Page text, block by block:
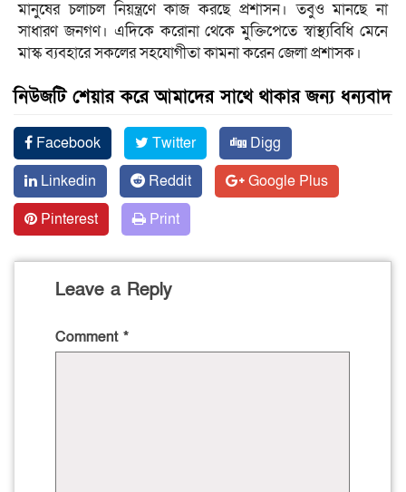
মানুষের চলাচল নিয়ন্ত্রণে কাজ করছে প্রশাসন। তবুও মানছে না
সাধারণ জনগণ। এদিকে করোনা থেকে মুক্তিপেতে স্বাস্থ্যবিধি মেনে
মাস্ক ব্যবহারে সকলের সহযোগীতা কামনা করেন জেলা প্রশাসক।
নিউজটি শেয়ার করে আমাদের সাথে থাকার জন্য ধন্যবাদ
Facebook Twitter
Digg
Linkedin
Reddit
Google Plus
Pinterest
Print
Leave a Reply
Comment *